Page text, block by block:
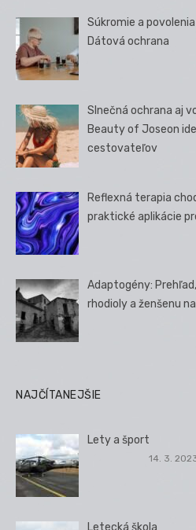
Súkromie a
Dátová ochrana
Slnečná ochrana aj
Beauty of Joseon
cestovateľov
Reflexná terapia
praktické aplikácie
Adaptogény:
rhodioly a ženšenu
NAJČÍTANEJŠIE
Lety a šport
14. 3.